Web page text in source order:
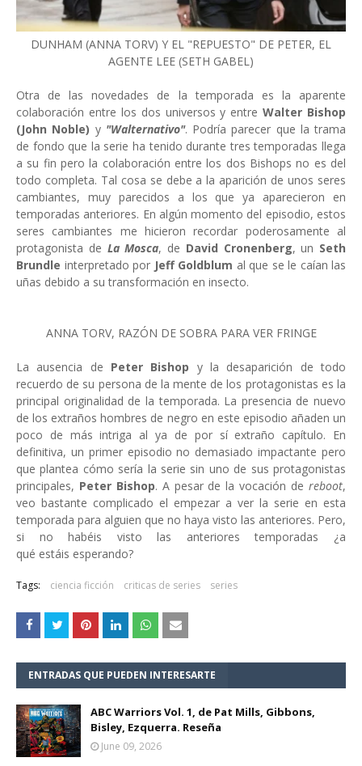
DUNHAM (ANNA TORV) Y EL "REPUESTO" DE PETER, EL
AGENTE LEE (SETH GABEL)
Otra de las novedades de la temporada es la aparente
colaboración entre los dos universos y entreWalter Bishop
(John Noble) y "Walternativo". Podría parecer que la trama
de fondo que la serie ha tenido durante tres temporadas llega
a su fin pero la colaboración entre los dos Bishops no es del
todo completa. Tal cosa se debe a la aparición de unos seres
cambiantes, muy parecidos a los que ya aparecieron en
temporadas anteriores. En algún momento del episodio, estos
seres cambiantes me hicieron recordar poderosamente al
protagonista de La Mosca, de David Cronenberg, un Seth
Brundle interpretado por Jeff Goldblum al que se le caían las
uñas debido a su transformación en insecto.
ANNA TORV, RAZÓN DE SOBRA PARA VER FRINGE
La ausencia de Peter Bishop y la desaparición de todo
recuerdo de su persona de la mente de los protagonistas es la
principal originalidad de la temporada. La presencia de nuevo
de los extraños hombres de negro en este episodio añaden un
poco de más intriga al ya de por sí extraño capítulo. En
definitiva, un primer episodio no demasiado impactante pero
que plantea cómo sería la serie sin uno de sus protagonistas
principales, Peter Bishop. A pesar de la vocación dereboot,
veo bastante complicado el empezar a ver la serie en esta
temporada para alguien que no haya visto las anteriores. Pero,
si no habéis visto las anteriores temporadas ¿a
qué estáis esperando?
Tags: ciencia ficción criticas de series series
ENTRADAS QUE PUEDEN INTERESARTE
ABC Warriors Vol. 1, de Pat Mills, Gibbons,
Bisley, Ezquerra. Reseña
June 09, 2026